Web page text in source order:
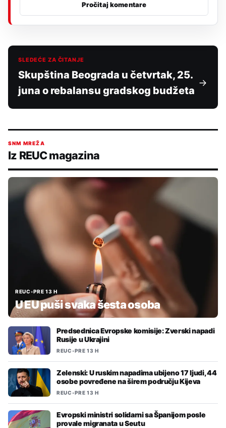
Pročitaj komentare
SLEDEĆE ZA ČITANJE
Skupština Beograda u četvrtak, 25.
juna o rebalansu gradskog budžeta
SNM MREŽA
Iz REUC magazina
REUC•PRE 13 H
U EU puši svaka šesta osoba
Predsednica Evropske komisije: Zverski napadi
Rusije u Ukrajini
REUC•PRE 13 H
Zelenski: U ruskim napadima ubijeno 17 ljudi, 44
osobe povređene na širem području Kijeva
REUC•PRE 13 H
Evropski ministri solidarni sa Španijom posle
provale migranata u Seutu